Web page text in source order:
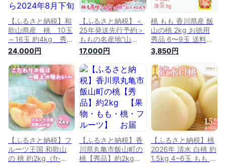
ント 送料無料
食べ物 名産品 和歌
山県 那智勝浦町
【ふるさと納税】和
歌山県産 桃 10玉
～16玉 約4kg 秀
品 2024年6月中旬
から2024年8月下旬
発送予定 | 桃 モモ 果
物 くだもの フルー
ツ 果実 旬の果物 旬
のフルーツ プレゼン
ト ギフト 贈り物 贈
答品 贈答用 お取り
寄せ 旬の味覚 食べ
物 名産品 和歌山県
那智勝浦町 返礼品
24,000円
【ふるさと納税】＜
25年発送先行予約＞
ももの名産地”山
梨”の桃 約2kg（5〜
8玉入り） ふるさと
納税 おすすめ ラン
キング もも 桃 笛吹
市 国産 人気 期間限
定 果物 フルーツ お
やつ デザート ピー
チ 旬 山梨県 送料無
料 109-009
17,000円
桃 もも 香川県産 飯
山の桃 2kg お徳用
秀品 6〜9玉 送料無
料 飯南の桃 家庭用
自宅用 産地直送 さ
ぬきの桃 丸亀市 ク
ール便 ご家庭用 ピ
ーチ フルーツ 夏 旬
3,850円
【ふるさと納税】フ
ルーツ王国 和歌山
の 桃 約2kg（fr-
【ふるさと納税】香
川県丸亀市飯山町の
桃【秀品】約2kg
【ふるさと納税】桃
2026年 清水 白桃 約
1.5kg 4~6玉 もも モ